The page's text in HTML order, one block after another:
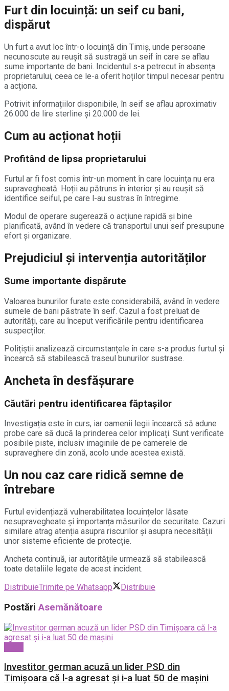
Furt din locuință: un seif cu bani,
dispărut
Un furt a avut loc într-o locuință din Timiș, unde persoane
necunoscute au reușit să sustragă un seif în care se aflau
sume importante de bani. Incidentul s-a petrecut în absența
proprietarului, ceea ce le-a oferit hoților timpul necesar pentru
a acționa.
Potrivit informațiilor disponibile, în seif se aflau aproximativ
26.000 de lire sterline și 20.000 de lei.
Cum au acționat hoții
Profitând de lipsa proprietarului
Furtul ar fi fost comis într-un moment în care locuința nu era
supravegheată. Hoții au pătruns în interior și au reușit să
identifice seiful, pe care l-au sustras în întregime.
Modul de operare sugerează o acțiune rapidă și bine
planificată, având în vedere că transportul unui seif presupune
efort și organizare.
Prejudiciul și intervenția autorităților
Sume importante dispărute
Valoarea bunurilor furate este considerabilă, având în vedere
sumele de bani păstrate în seif. Cazul a fost preluat de
autorități, care au început verificările pentru identificarea
suspecților.
Polițiștii analizează circumstanțele în care s-a produs furtul și
încearcă să stabilească traseul bunurilor sustrase.
Ancheta în desfășurare
Căutări pentru identificarea făptașilor
Investigația este în curs, iar oamenii legii încearcă să adune
probe care să ducă la prinderea celor implicați. Sunt verificate
posibile piste, inclusiv imaginile de pe camerele de
supraveghere din zonă, acolo unde acestea există.
Un nou caz care ridică semne de
întrebare
Furtul evidențiază vulnerabilitatea locuințelor lăsate
nesupravegheate și importanța măsurilor de securitate. Cazuri
similare atrag atenția asupra riscurilor și asupra necesității
unor sisteme eficiente de protecție.
Ancheta continuă, iar autoritățile urmează să stabilească
toate detaliile legate de acest incident.
DistribuieTrimite pe Whatsapp Distribuie
PostăriAsemănătoare
Investitor german acuză un lider PSD din
Timișoara că l-a agresat și i-a luat 50 de mașini